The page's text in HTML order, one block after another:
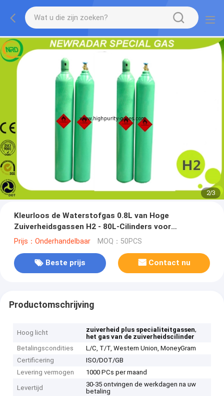
2/3
Kleurloos de Waterstofgas 0.8L van Hoge
Zuiverheidsgassen H2 - 80L-Cilinders voor
Koelmiddel
Prijs：Onderhandelbaar MOQ：50PCS
Beste prijs Contact nu
Productomschrijving
Hoog licht zuiverheid plus specialiteitgassen,
het gas van de zuiverheidscilinder
Betalingscondities
L/C, T/T, Western Union, MoneyGram
Certificering
ISO/DOT/GB
Levering vermogen
1000 PCs per maand
Levertijd
30-35 ontvingen de werkdagen na uw
betaling